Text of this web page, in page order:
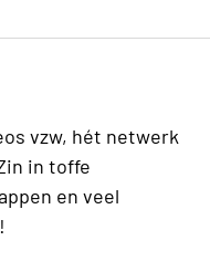
vzw, hét netwerk
in toffe
en veel